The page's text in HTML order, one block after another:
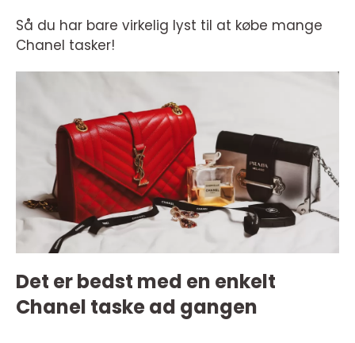
Så du har bare virkelig lyst til at købe mange
Chanel tasker!
Det er bedst med en enkelt
Chanel taske ad gangen